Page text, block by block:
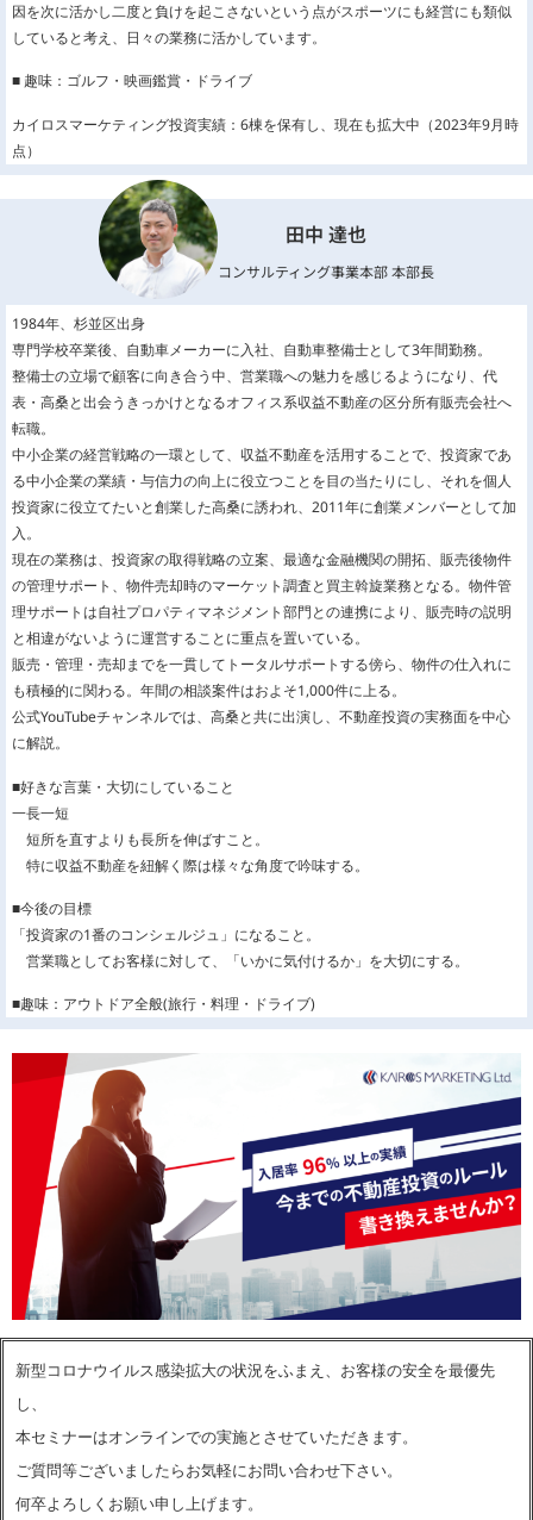
因を次に活かし二度と負けを起こさないという点がスポーツにも経営にも類似
していると考え、日々の業務に活かしています。
■ 趣味：ゴルフ・映画鑑賞・ドライブ
カイロスマーケティング投資実績：6棟を保有し、現在も拡大中（2023年9月時
点）
田中 達也
コンサルティング事業本部 本部長
1984年、杉並区出身
専門学校卒業後、自動車メーカーに入社、自動車整備士として3年間勤務。
整備士の立場で顧客に向き合う中、営業職への魅力を感じるようになり、代
表・高桑と出会うきっかけとなるオフィス系収益不動産の区分所有販売会社へ
転職。
中小企業の経営戦略の一環として、収益不動産を活用することで、投資家であ
る中小企業の業績・与信力の向上に役立つことを目の当たりにし、それを個人
投資家に役立てたいと創業した高桑に誘われ、2011年に創業メンバーとして加
入。
現在の業務は、投資家の取得戦略の立案、最適な金融機関の開拓、販売後物件
の管理サポート、物件売却時のマーケット調査と買主斡旋業務となる。物件管
理サポートは自社プロパティマネジメント部門との連携により、販売時の説明
と相違がないように運営することに重点を置いている。
販売・管理・売却までを一貫してトータルサポートする傍ら、物件の仕入れに
も積極的に関わる。年間の相談案件はおよそ1,000件に上る。
公式YouTubeチャンネルでは、高桑と共に出演し、不動産投資の実務面を中心
に解説。
■好きな言葉・大切にしていること
一長一短
短所を直すよりも長所を伸ばすこと。
特に収益不動産を紐解く際は様々な角度で吟味する。
■今後の目標
「投資家の1番のコンシェルジュ」になること。
営業職としてお客様に対して、「いかに気付けるか」を大切にする。
■趣味：アウトドア全般(旅行・料理・ドライブ)
新型コロナウイルス感染拡大の状況をふまえ、お客様の安全を最優先
し、
本セミナーはオンラインでの実施とさせていただきます。
ご質問等ございましたらお気軽にお問い合わせ下さい。
何卒よろしくお願い申し上げます。